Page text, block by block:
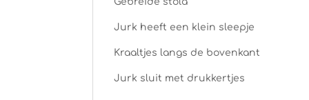
Jurk heeft een klein sleepje
Kraaltjes langs de bovenkant
Jurk sluit met drukkertjes